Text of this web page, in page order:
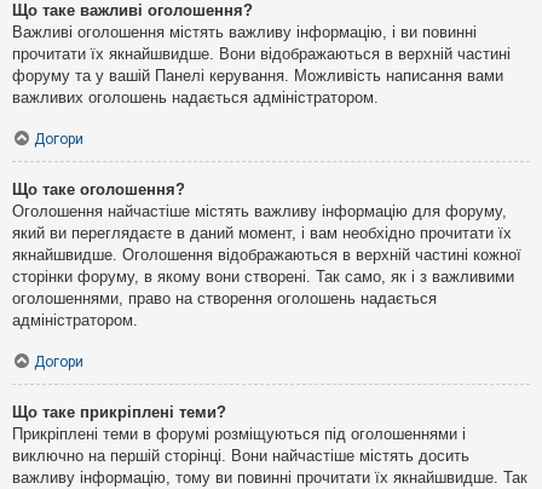
Що таке важливі оголошення?
Важливі оголошення містять важливу інформацію, і ви повинні
прочитати їх якнайшвидше. Вони відображаються в верхній частині
форуму та у вашій Панелі керування. Можливість написання вами
важливих оголошень надається адміністратором.
Догори
Що таке оголошення?
Оголошення найчастіше містять важливу інформацію для форуму,
який ви переглядаєте в даний момент, і вам необхідно прочитати їх
якнайшвидше. Оголошення відображаються в верхній частині кожної
сторінки форуму, в якому вони створені. Так само, як і з важливими
оголошеннями, право на створення оголошень надається
адміністратором.
Догори
Що таке прикріплені теми?
Прикріплені теми в форумі розміщуються під оголошеннями і
виключно на першій сторінці. Вони найчастіше містять досить
важливу інформацію, тому ви повинні прочитати їх якнайшвидше. Так